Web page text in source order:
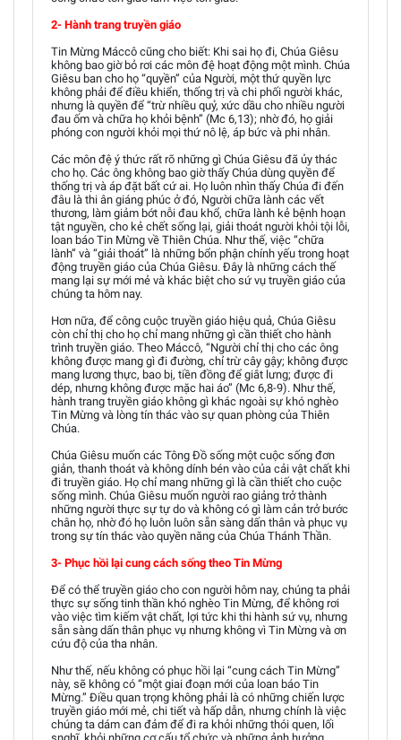
2- Hành trang truyền giáo
Tin Mừng Máccô cũng cho biết: Khi sai họ đi, Chúa Giêsu
không bao giờ bỏ rơi các môn đệ hoạt động một mình. Chúa
Giêsu ban cho họ “quyền” của Người, một thứ quyền lực
không phải để điều khiển, thống trị và chi phối người khác,
nhưng là quyền để “trừ nhiều quỷ, xức dầu cho nhiều người
đau ốm và chữa họ khỏi bệnh” (Mc 6,13); nhờ đó, họ giải
phóng con người khỏi mọi thứ nô lệ, áp bức và phi nhân.
Các môn đệ ý thức rất rõ những gì Chúa Giêsu đã ủy thác
cho họ. Các ông không bao giờ thấy Chúa dùng quyền để
thống trị và áp đặt bất cứ ai. Họ luôn nhìn thấy Chúa đi đến
đâu là thi ân giáng phúc ở đó, Người chữa lành các vết
thương, làm giảm bớt nỗi đau khổ, chữa lành kẻ bệnh hoạn
tật nguyền, cho kẻ chết sống lại, giải thoát người khỏi tội lỗi,
loan báo Tin Mừng về Thiên Chúa. Như thế, việc “chữa
lành” và “giải thoát” là những bổn phận chính yếu trong hoạt
động truyền giáo của Chúa Giêsu. Đây là những cách thế
mang lại sự mới mẻ và khác biệt cho sứ vụ truyền giáo của
chúng ta hôm nay.
Hơn nữa, để công cuộc truyền giáo hiệu quả, Chúa Giêsu
còn chỉ thị cho họ chỉ mang những gì cần thiết cho hành
trình truyền giáo. Theo Máccô, “Người chỉ thị cho các ông
không được mang gì đi đường, chỉ trừ cây gậy; không được
mang lương thực, bao bị, tiền đồng để giắt lưng; được đi
dép, nhưng không được mặc hai áo” (Mc 6,8-9). Như thế,
hành trang truyền giáo không gì khác ngoài sự khó nghèo
Tin Mừng và lòng tín thác vào sự quan phòng của Thiên
Chúa.
Chúa Giêsu muốn các Tông Đồ sống một cuộc sống đơn
giản, thanh thoát và không dính bén vào của cải vật chất khi
đi truyền giáo. Họ chỉ mang những gì là cần thiết cho cuộc
sống mình. Chúa Giêsu muốn người rao giảng trở thành
những người thực sự tự do và không có gì làm cản trở bước
chân họ, nhờ đó họ luôn luôn sẵn sàng dấn thân và phục vụ
trong sự tín thác vào quyền năng của Chúa Thánh Thần.
3- Phục hồi lại cung cách sống theo Tin Mừng
Để có thể truyền giáo cho con người hôm nay, chúng ta phải
thực sự sống tinh thần khó nghèo Tin Mừng, để không rơi
vào việc tìm kiếm vật chất, lợi tức khi thi hành sứ vụ, nhưng
sẵn sàng dấn thân phục vụ nhưng không vì Tin Mừng và ơn
cứu độ của tha nhân.
Như thế, nếu không có phục hồi lại “cung cách Tin Mừng”
này, sẽ không có “một giai đoạn mới của loan báo Tin
Mừng.” Điều quan trọng không phải là có những chiến lược
truyền giáo mới mẻ, chi tiết và hấp dẫn, nhưng chính là việc
chúng ta dám can đảm để đi ra khỏi những thói quen, lối